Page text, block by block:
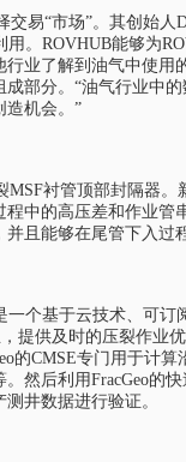
易“市场”。其创始
。ROVHUB能够为
业了解到油气中使
部分。“油气行业中
造机会。”
衬管顶部封隔器
中的高压差和作业
且能够在尾管下入过
个基于云技术、可
提供及时的压裂作业
的CMSE专门用于计
然后利用FracGeo
井数据进行验证。